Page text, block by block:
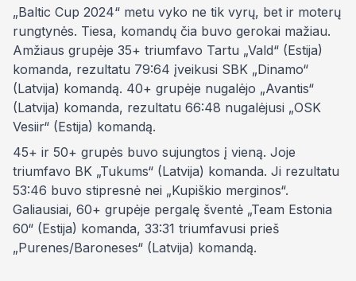
„Baltic Cup 2024“ metu vyko ne tik vyrų, bet ir moterų
rungtynės. Tiesa, komandų čia buvo gerokai mažiau.
Amžiaus grupėje 35+ triumfavo Tartu „Vald“ (Estija)
komanda, rezultatu 79:64 įveikusi SBK „Dinamo“
(Latvija) komandą. 40+ grupėje nugalėjo „Avantis“
(Latvija) komanda, rezultatu 66:48 nugalėjusi „OSK
Vesiir“ (Estija) komandą.
45+ ir 50+ grupės buvo sujungtos į vieną. Joje
triumfavo BK „Tukums“ (Latvija) komanda. Ji rezultatu
53:46 buvo stipresnė nei „Kupiškio merginos“.
Galiausiai, 60+ grupėje pergalę šventė „Team Estonia
60“ (Estija) komanda, 33:31 triumfavusi prieš
„Purenes/Baroneses“ (Latvija) komandą.